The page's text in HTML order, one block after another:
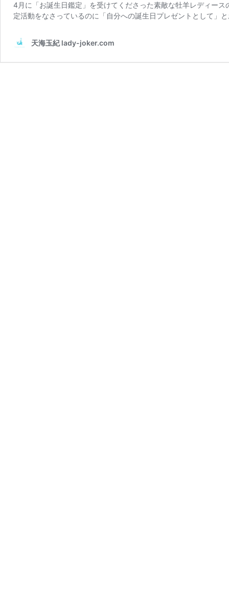
4月に「お誕生日鑑定」を受けてくださった素敵な牡羊レディー
定活動をなさっているのに「自分への誕生日プレゼントとして」
天海玉紀 lady-joker.com